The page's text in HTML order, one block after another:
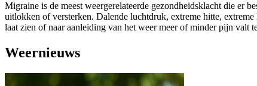
Migraine is de meest weergerelateerde gezondheidsklacht die er
uitlokken of versterken. Dalende luchtdruk, extreme hitte,
laat zien of naar aanleiding van het weer meer of minder pijn valt
Weernieuws